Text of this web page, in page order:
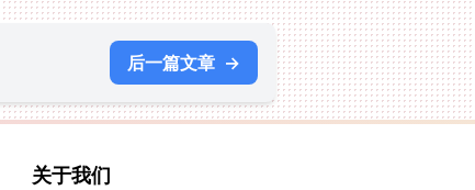
后一篇文章 →
关于我们